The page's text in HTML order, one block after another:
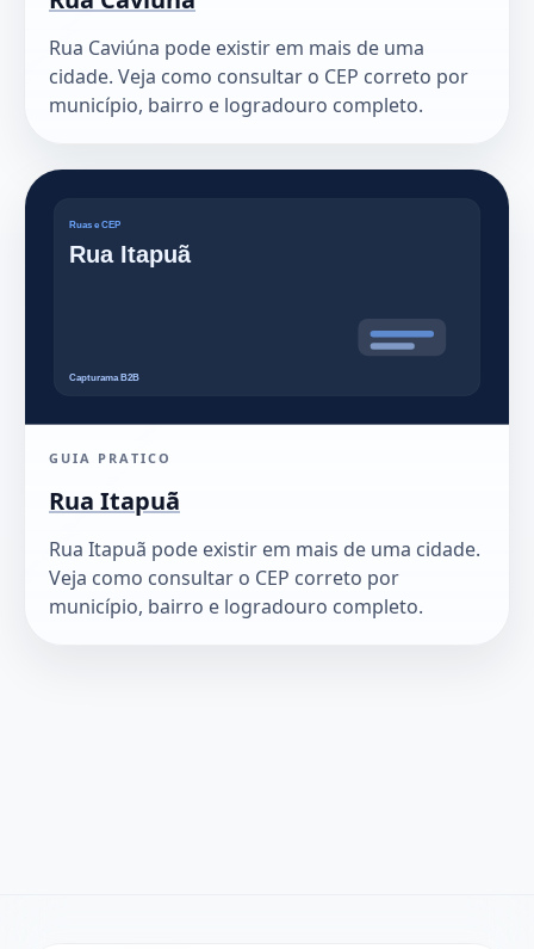
Rua Caviúna pode existir em mais de uma
cidade. Veja como consultar o CEP correto por
município, bairro e logradouro completo.
GUIA PRATICO
Rua Itapuã
Rua Itapuã pode existir em mais de uma cidade.
Veja como consultar o CEP correto por
município, bairro e logradouro completo.